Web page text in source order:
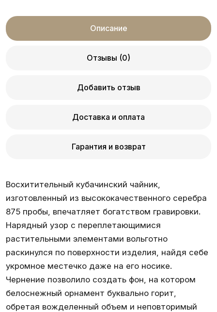
Описание
Отзывы (0)
Добавить отзыв
Доставка и оплата
Гарантия и возврат
Восхитительный кубачинский чайник,
изготовленный из высококачественного серебра
875 пробы, впечатляет богатством гравировки.
Нарядный узор с переплетающимися
растительными элементами вольготно
раскинулся по поверхности изделия, найдя себе
укромное местечко даже на его носике.
Чернение позволило создать фон, на котором
белоснежный орнамент буквально горит,
обретая вожделенный объем и неповторимый